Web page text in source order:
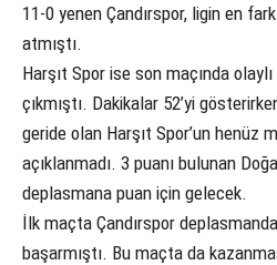
11-0 yenen Çandırspor, ligin en
atmıştı.
Harşıt Spor ise son maçında
çıkmıştı. Dakikalar 52’yi
geride olan Harşıt Spor’un henüz
açıklanmadı. 3 puanı bulunan
deplasmana puan için gelecek.
İlk maçta Çandırspor
başarmıştı. Bu maçta da